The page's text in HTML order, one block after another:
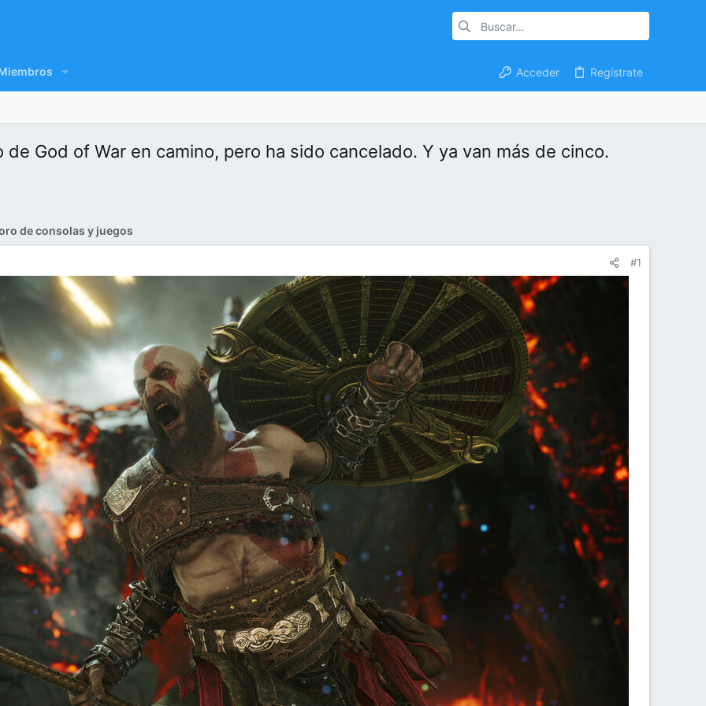
Acceder Regístrate
God of War en camino, pero ha sido cancelado. Y ya van más de cinco.
de consolas y juegos
#1